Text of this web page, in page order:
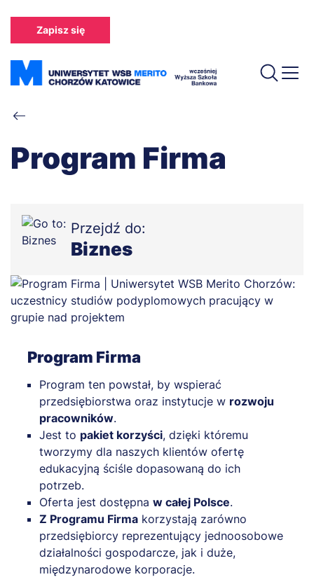
treści
Zapisz się
Ścieżka
nawigacyjna
Program Firma
Przejdź do:
Biznes
Program Firma
Program ten powstał, by wspierać
przedsiębiorstwa oraz instytucje w rozwoju
pracowników.
Jest to pakiet korzyści, dzięki któremu
tworzymy dla naszych klientów ofertę
edukacyjną ściśle dopasowaną do ich
potrzeb.
Oferta jest dostępna w całej Polsce.
Z Programu Firma korzystają zarówno
przedsiębiorcy reprezentujący jednoosobowe
działalności gospodarcze, jak i duże,
międzynarodowe korporacje.